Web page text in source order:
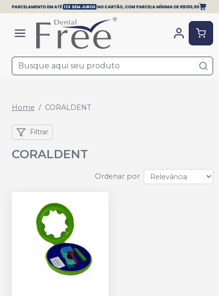
Home CORALDENT
Filtrar
CORALDENT
Ordenar por